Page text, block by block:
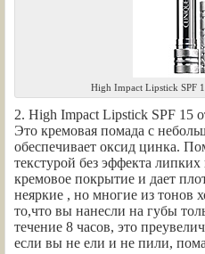
High Impact Lipstick SPF
2. High Impact Lipstick SPF 15
Это кремовая помада с
обеспечивает оксид цинка.
текстурой без эффекта
кремовое покрытие и дает
неяркие , но многие из тонов
то,что вы нанесли на губы
течение 8 часов, это
если вы не ели и не пили,